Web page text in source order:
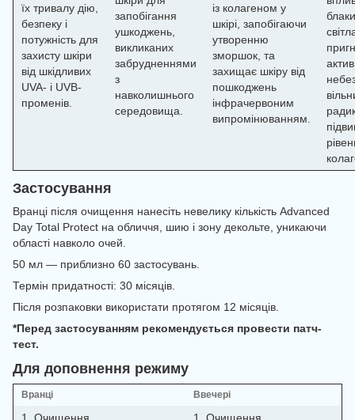
їх тривалу дію,
безпеку і
потужність для
захисту шкіри
від шкідливих
UVA- і UVB-
променів.
запобігання
ушкоджень,
викликаних
забрудненнями
з
навколишнього
середовища.
із колагеном у
шкірі, запобігаючи
утворенню
зморшок, та
захищає шкіру від
пошкоджень
інфрачервоним
випромінюванням.
Застосування
Вранці після очищення нанесіть невелику кількість Advanced
Day Total Protect на обличчя, шию і зону декольте, уникаючи
області навколо очей.
50 мл — приблизно 60 застосувань.
Термін придатності: 30 місяців.
Після розпаковки використати протягом 12 місяців.
*Перед застосуванням рекомендується провести патч-
тест.
Для доповнення режиму
Вранці Ввечері